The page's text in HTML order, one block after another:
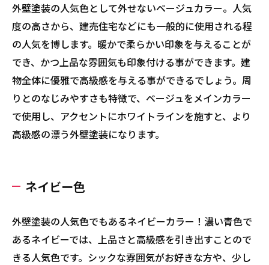
外壁塗装の人気色として外せないベージュカラー。人気
度の高さから、建売住宅などにも一般的に使用される程
の人気を博します。暖かで柔らかい印象を与えることが
でき、かつ上品な雰囲気も印象付ける事ができます。建
物全体に優雅で高級感を与える事ができるでしょう。周
りとのなじみやすさも特徴で、ベージュをメインカラー
で使用し、アクセントにホワイトラインを施すと、より
高級感の漂う外壁塗装になります。
ネイビー色
外壁塗装の人気色でもあるネイビーカラー！濃い青色で
あるネイビーでは、上品さと高級感を引き出すことので
きる人気色です。シックな雰囲気がお好きな方や、少し